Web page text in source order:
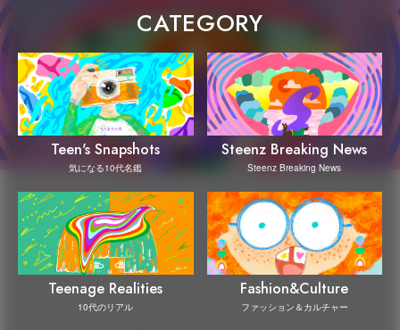
CATEGORY
Teen's Snapshots
気になる10代名鑑
Steenz Breaking News
Steenz Breaking News
Teenage Realities
10代のリアル
Fashion&Culture
ファッション＆カルチャー